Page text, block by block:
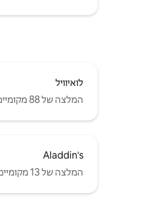
לואיוויל
המלצה של 88 מקומיים
Aladdin's
המלצה של 13 מקומיים